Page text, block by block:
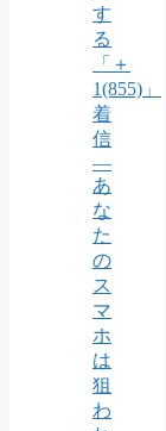
す
る
「＋
1(855)」
着
信
―
あ
な
た
の
ス
マ
ホ
は
狙
わ